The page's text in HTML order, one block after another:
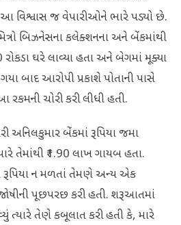
આ વિશ્વાસ જ વેપારીઓને ભારે પડ્યો છે.
બિઝનેસના કલેક્શનના અને બેંકમાંથી
ઘરે લાવ્યા હતા અને બેગમાં મૂક્યા
બાદ આરોપી પ્રકાશે પોતાની પાસે
ચોરી કરી લીધી હતી.
અનિલકુમાર બેંકમાં રૂપિયા જમા
તેમાંથી ₹1.90 લાખ ગાયબ હતા.
ન મળતાં તેમણે અન્ય એક
પૂછપરછ કરી હતી. શરૂઆતમાં
ત્યારે તેણે કબૂલાત કરી હતી કે, મારે